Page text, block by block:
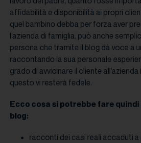
affidabilità e disponibilità ai propri
quel bambino debba per forza aver
l’azienda di famiglia, può anche
persona che tramite il blog dà voce a
raccontando la sua personale
grado di avvicinare il cliente
questo vi resterà fedele.
Ecco cosa si potrebbe fare quindi
blog:
racconti dei casi reali accaduti